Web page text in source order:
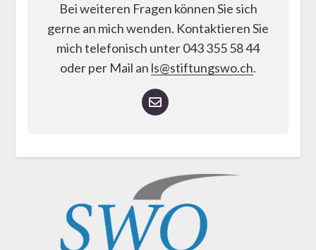
Bei weiteren Fragen können Sie sich
gerne an mich wenden. Kontaktieren Sie
mich telefonisch unter 043 355 58 44
oder per Mail an ls@stiftungswo.ch.